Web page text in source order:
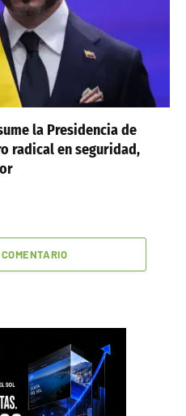
la Presidencia de
radical en seguridad,